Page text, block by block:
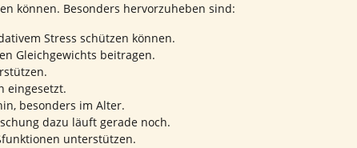
können. Besonders hervorzuheben sind:
Stress schützen können.
Gleichgewichts beitragen.
eingesetzt.
besonders im Alter.
dazu läuft gerade noch.
unterstützen.